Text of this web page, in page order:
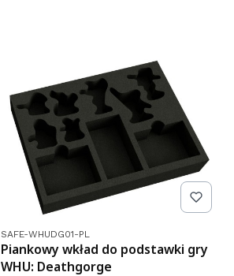
Kod produktu
SAFE-WHUDG01-PL
Piankowy wkład do podstawki gry
WHU: Deathgorge